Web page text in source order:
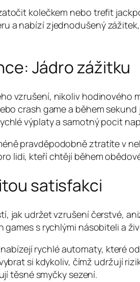
kolečkem nebo trefit
a nabízí zjednodušený
Jádro zážitku
vzrušení, nikoliv hodinového
crash game a během
výplaty a samotný pocit
pravděpodobně ztratíte v
lidi, kteří chtějí během
satisfakci
jak udržet vzrušení čerstvé,
s rychlými násobiteli a
rychlé automaty, které
si kdykoliv, čímž udržují
těsné smyčky sezení.